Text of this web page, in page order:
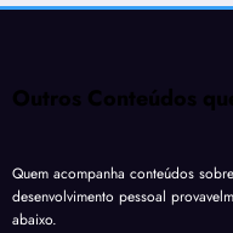
Outros Conteúdos
Quem acompanha conteúdos
desenvolvimento pessoal
abaixo.